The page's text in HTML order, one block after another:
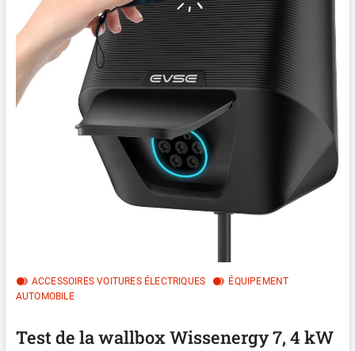
ACCESSOIRES VOITURES ÉLECTRIQUES
ÉQUIPEMENT
AUTOMOBILE
Test de la wallbox Wissenergy 7, 4 kW